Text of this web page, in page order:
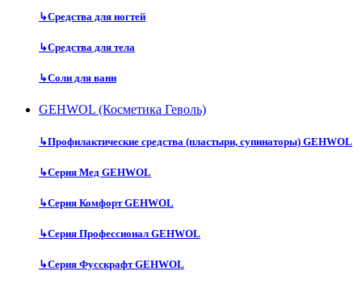
↳Средства для ногтей
↳Средства для тела
↳Соли для ванн
GEHWOL (Косметика Геволь)
↳Профилактические средства (пластыри, супинаторы) GEHWOL
↳Серия Мед GEHWOL
↳Серия Комфорт GEHWOL
↳Серия Профессионал GEHWOL
↳Серия Фусскрафт GEHWOL